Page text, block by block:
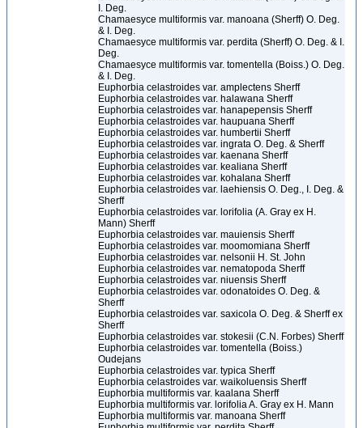
I. Deg.
Chamaesyce multiformis var. manoana (Sherff) O. Deg.
& I. Deg.
Chamaesyce multiformis var. perdita (Sherff) O. Deg. & I.
Deg.
Chamaesyce multiformis var. tomentella (Boiss.) O. Deg.
& I. Deg.
Euphorbia celastroides var. amplectens Sherff
Euphorbia celastroides var. halawana Sherff
Euphorbia celastroides var. hanapepensis Sherff
Euphorbia celastroides var. haupuana Sherff
Euphorbia celastroides var. humbertii Sherff
Euphorbia celastroides var. ingrata O. Deg. & Sherff
Euphorbia celastroides var. kaenana Sherff
Euphorbia celastroides var. kealiana Sherff
Euphorbia celastroides var. kohalana Sherff
Euphorbia celastroides var. laehiensis O. Deg., I. Deg. &
Sherff
Euphorbia celastroides var. lorifolia (A. Gray ex H.
Mann) Sherff
Euphorbia celastroides var. mauiensis Sherff
Euphorbia celastroides var. moomomiana Sherff
Euphorbia celastroides var. nelsonii H. St. John
Euphorbia celastroides var. nematopoda Sherff
Euphorbia celastroides var. niuensis Sherff
Euphorbia celastroides var. odonatoides O. Deg. &
Sherff
Euphorbia celastroides var. saxicola O. Deg. & Sherff ex
Sherff
Euphorbia celastroides var. stokesii (C.N. Forbes) Sherff
Euphorbia celastroides var. tomentella (Boiss.)
Oudejans
Euphorbia celastroides var. typica Sherff
Euphorbia celastroides var. waikoluensis Sherff
Euphorbia multiformis var. kaalana Sherff
Euphorbia multiformis var. lorifolia A. Gray ex H. Mann
Euphorbia multiformis var. manoana Sherff